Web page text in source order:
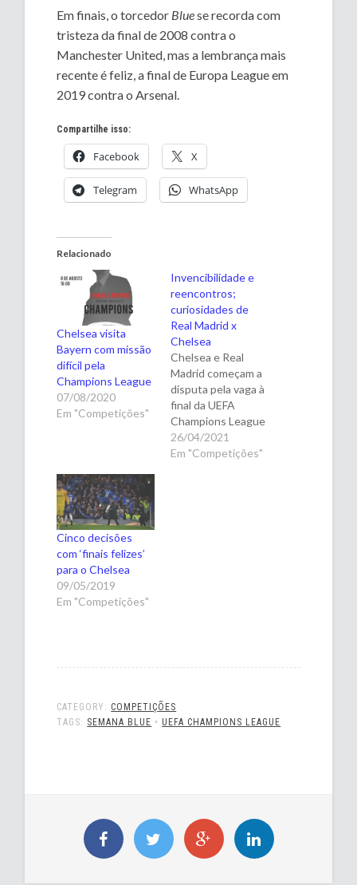
Em finais, o torcedor Bluese recorda com
tristeza da final de 2008 contra o
Manchester United, mas a lembrança mais
recente é feliz, a final de Europa League em
2019 contra o Arsenal.
Compartilhe isso:
Facebook X
Telegram WhatsApp
Relacionado
Chelsea visita
Bayern com missão
difícil pela
Champions League
07/08/2020
Em "Competições"
Invencibilidade e
reencontros;
curiosidades de
Real Madrid x
Chelsea
Chelsea e Real
Madrid começam a
disputa pela vaga à
final da UEFA
Champions League
na próxima terça-
feira. Apesar de
26/04/2021
Em "Competições"
Cinco decisões
com ‘finais felizes’
para o Chelsea
09/05/2019
Em "Competições"
CATEGORY: COMPETIÇÕES
TAGS: SEMANA BLUE • UEFA CHAMPIONS LEAGUE